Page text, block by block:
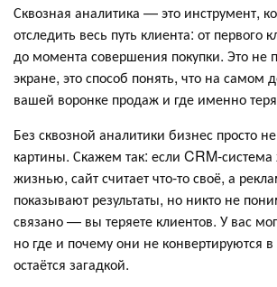
Сквозная аналитика — это инструмент,
отследить весь путь клиента: от первого
до момента совершения покупки. Это не
экране, это способ понять, что на самом
вашей воронке продаж и где именно
Без сквозной аналитики бизнес просто
картины. Скажем так: если CRM-система
жизнью, сайт считает что-то своё, а
показывают результаты, но никто не
связано — вы теряете клиентов. У вас
но где и почему они не конвертируются
остаётся загадкой.